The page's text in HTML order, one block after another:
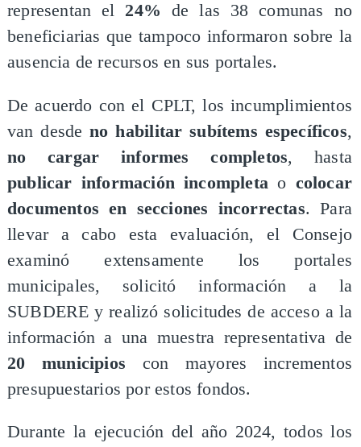
representan el 24% de las 38 comunas no
beneficiarias que tampoco informaron sobre la
ausencia de recursos en sus portales.
De acuerdo con el CPLT, los incumplimientos
van desdeno habilitar subítems específicos,
no cargar informes completos, hasta
publicar información incompleta o colocar
documentos en secciones incorrectas. Para
llevar a cabo esta evaluación, el Consejo
examinó extensamente los portales
municipales, solicitó información a la
SUBDERE y realizó solicitudes de acceso a la
información a una muestra representativa de
20 municipios con mayores incrementos
presupuestarios por estos fondos.
Durante la ejecución del año 2024, todos los